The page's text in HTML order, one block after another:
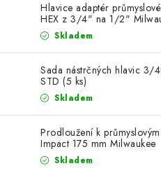
ZNAČKY
KONTAKTY
OCHRANA
JAK NAKUPOVAT
ODSTOUPENÍ OD SMLOUVY
EXPEDICE ZBOŽÍ
Hlavice adaptér
HEX z 3/4" na 1/2"
Skladem
Sada nástrčných hlavic 3/
STD (5 ks)
Skladem
Prodloužení k
Impact 175 mm Milwaukee
Skladem